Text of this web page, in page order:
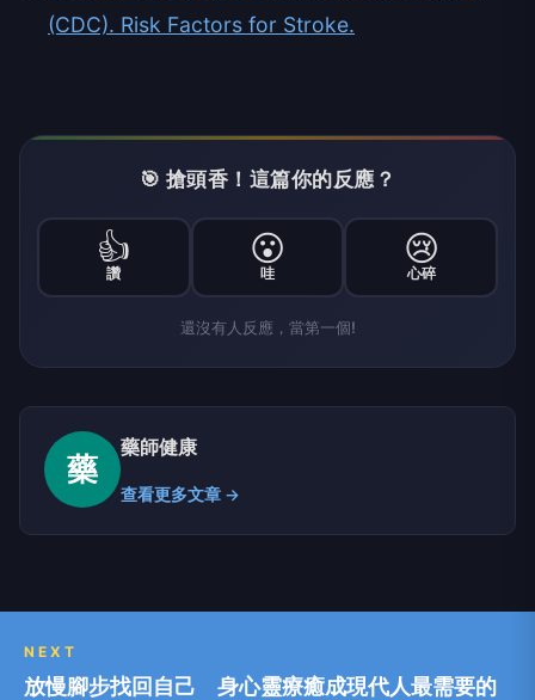
(CDC). Risk Factors for Stroke.
🎯 搶頭香！這篇你的反應？
👍
讚
😮
哇
😢
心碎
還沒有人反應，當第一個!
藥
藥師健康
查看更多文章 →
NEXT
放慢腳步找回自己 身心靈療癒成現代人最需要的